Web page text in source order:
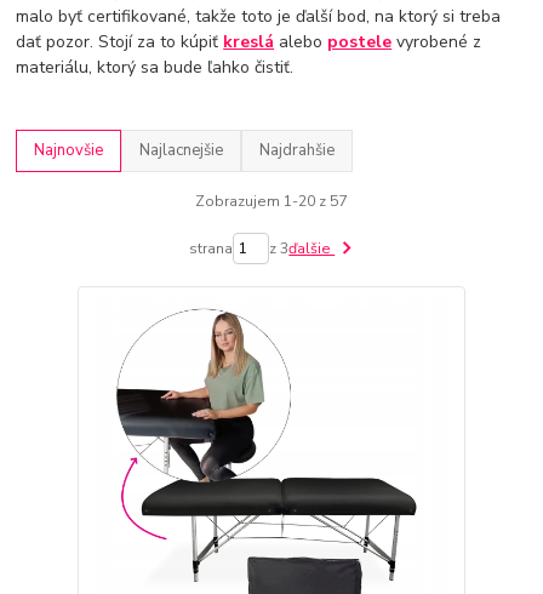
malo byť certifikované, takže toto je ďalší bod, na ktorý si treba
dať pozor. Stojí za to kúpiť kreslá alebo postele vyrobené z
materiálu, ktorý sa bude ľahko čistiť.
Najnovšie Najlacnejšie Najdrahšie
Zobrazujem 1-20 z 57
strana z 3ďalšie